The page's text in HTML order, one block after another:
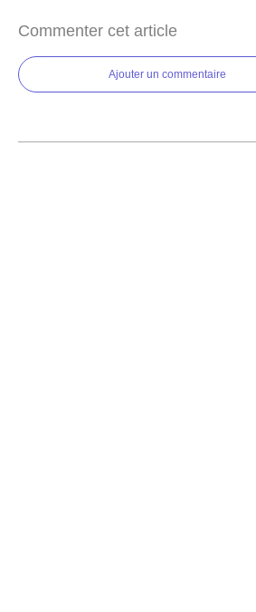
Commenter cet article
Ajouter un commentaire